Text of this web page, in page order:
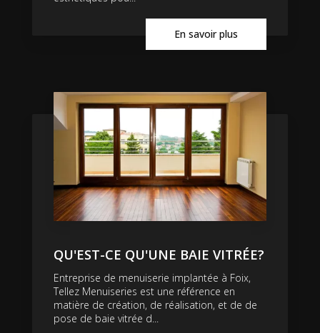
En savoir plus
QU'EST-CE QU'UNE BAIE VITRÉE?
Entreprise de menuiserie implantée à Foix,
Tellez Menuiseries est une référence en
matière de création, de réalisation, et de de
pose de baie vitrée d...